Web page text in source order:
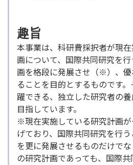
趣旨
本事業は、科研費採択者が現
画について、国際共同研究を
画を格段に発展させ（※）、
ることを目的とするものです
躍できる、独立した研究者の
目指しています。
※現在実施している研究計画
げており、国際共同研究を行
を更に発展させるものだけで
の研究計画であっても、国際